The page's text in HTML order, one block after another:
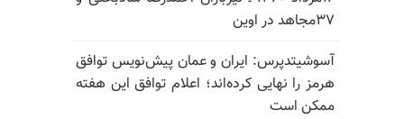
۳۷مجاهد در اوین
آسوشیتدپرس: ایران و عمان پیش‌نویس توافق
هرمز را نهایی کرده‌اند؛ اعلام توافق این هفته
ممکن است